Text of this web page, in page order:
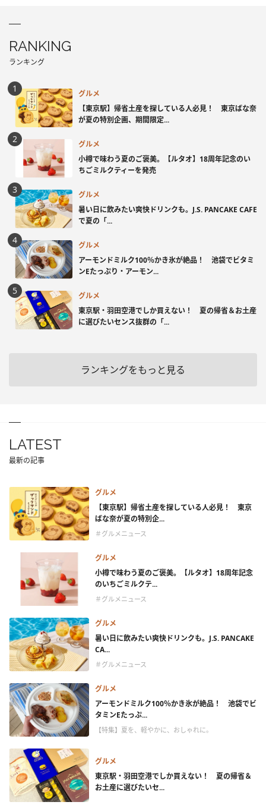
RANKING
ランキング
グルメ
【東京駅】帰省土産を探している人必見！ 東京ばな奈
が夏の特別企画、期間限定...
グルメ
小樽で味わう夏のご褒美。【ルタオ】18周年記念のい
ちごミルクティーを発売
グルメ
暑い日に飲みたい爽快ドリンクも。J.S. PANCAKE CAFE
で夏の「...
グルメ
アーモンドミルク100％かき氷が絶品！ 池袋でビタミ
ンEたっぷり・アーモン...
グルメ
東京駅・羽田空港でしか買えない！ 夏の帰省＆お土産
に選びたいセンス抜群の「...
ランキングをもっと見る
LATEST
最新の記事
グルメ
【東京駅】帰省土産を探している人必見！ 東京
ばな奈が夏の特別企...
＃グルメニュース
グルメ
小樽で味わう夏のご褒美。【ルタオ】18周年記念
のいちごミルクテ...
＃グルメニュース
グルメ
暑い日に飲みたい爽快ドリンクも。J.S. PANCAKE
CA...
＃グルメニュース
グルメ
アーモンドミルク100％かき氷が絶品！ 池袋でビ
タミンEたっぷ...
【特集】夏を、軽やかに、おしゃれに。
グルメ
東京駅・羽田空港でしか買えない！ 夏の帰省＆
お土産に選びたいセ...